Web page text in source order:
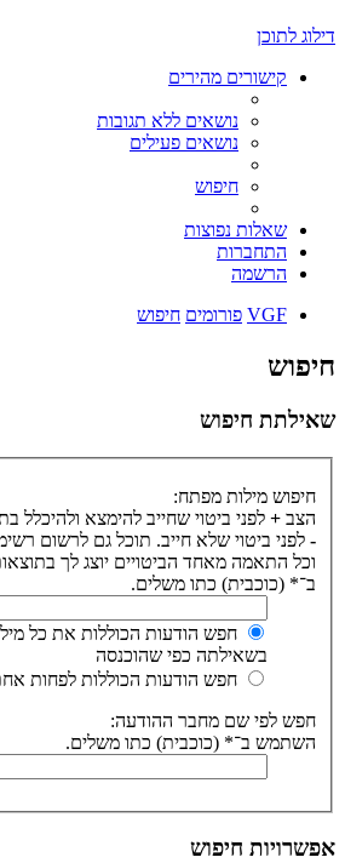
דילוג לתוכן
קישורים מהירים
נושאים ללא תגובות
נושאים פעילים
חיפוש
שאלות נפוצות
התחברות
הרשמה
VGF פורומים חיפוש
חיפוש
שאילתת חיפוש
חיפוש מילות מפתח:
הצב + לפני ביטוי שחייב להימצא ולהיכלל
- לפני ביטוי שלא חייב. תוכל גם לרשום
וכל התאמה מאחד הביטויים יוצג לך
ב־* (כוכבית) כתו משלים.
חפש הודעות הכוללות את כל
בשאילתה כפי שהוכנסה
חפש הודעות הכוללות לפחות
חפש לפי שם מחבר ההודעה:
השתמש ב־* (כוכבית) כתו משלים.
אפשרויות חיפוש